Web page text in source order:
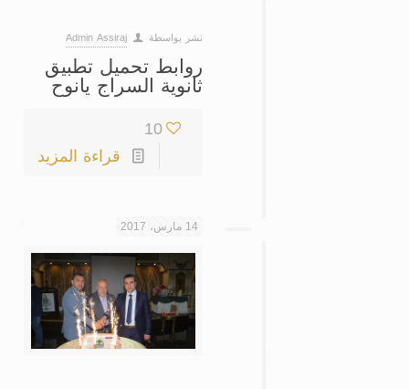
نشر بواسطة Admin Assiraj
روابط تحميل تطبيق
ثانوية السراج يانوح
10
قراءة المزيد
14 مارس، 2017